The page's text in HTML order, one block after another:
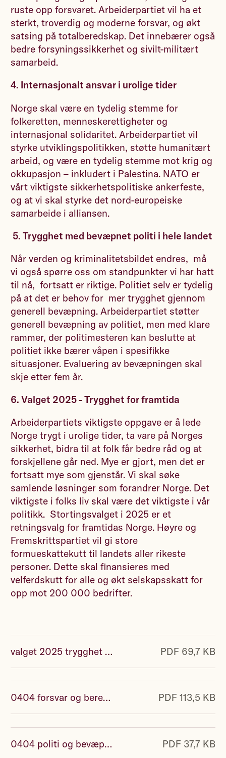
ruste opp forsvaret. Arbeiderpartiet vil ha et
sterkt, troverdig og moderne forsvar, og økt
satsing på totalberedskap. Det innebærer også
bedre forsyningssikkerhet og sivilt-militært
samarbeid.
4. Internasjonalt ansvar i urolige tider
Norge skal være en tydelig stemme for
folkeretten, menneskerettigheter og
internasjonal solidaritet. Arbeiderpartiet vil
styrke utviklingspolitikken, støtte humanitært
arbeid, og være en tydelig stemme mot krig og
okkupasjon – inkludert i Palestina. NATO er
vårt viktigste sikkerhetspolitiske ankerfeste,
og at vi skal styrke det nord-europeiske
samarbeide i alliansen.
5. Trygghet med bevæpnet politi i hele landet
Når verden og kriminalitetsbildet endres, må
vi også spørre oss om standpunkter vi har hatt
til nå, fortsatt er riktige. Politiet selv er tydelig
på at det er behov for mer trygghet gjennom
generell bevæpning. Arbeiderpartiet støtter
generell bevæpning av politiet, men med klare
rammer, der politimesteren kan beslutte at
politiet ikke bærer våpen i spesifikke
situasjoner. Evaluering av bevæpningen skal
skje etter fem år.
6.Valget 2025 - Trygghet for framtida
Arbeiderpartiets viktigste oppgave er å lede
Norge trygt i urolige tider, ta vare på Norges
sikkerhet, bidra til at folk får bedre råd og at
forskjellene går ned. Mye er gjort, men det er
fortsatt mye som gjenstår. Vi skal søke
samlende løsninger som forandrer Norge. Det
viktigste i folks liv skal være det viktigste i vår
politikk. Stortingsvalget i 2025 er et
retningsvalg for framtidas Norge. Høyre og
Fremskrittspartiet vil gi store
formueskattekutt til landets aller rikeste
personer. Dette skal finansieres med
velferdskutt for alle og økt selskapsskatt for
opp mot 200 000 bedrifter.
valget 2025 trygghet for framtida_1743845461_7097118.pdf PDF 69,7 KB
0404 forsvar og beredskap.pdf PDF 113,5 KB
0404 politi og bevæpning.pdf PDF 37,7 KB